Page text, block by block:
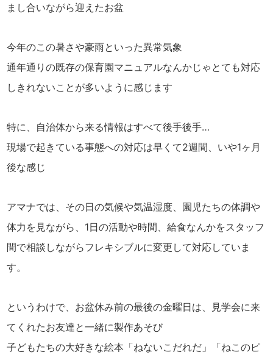
まし合いながら迎えたお盆
今年のこの暑さや豪雨といった異常気象
通年通りの既存の保育園マニュアルなんかじゃとても対応
しきれないことが多いように感じます
特に、自治体から来る情報はすべて後手後手…
現場で起きている事態への対応は早くて2週間、いや1ヶ月
後な感じ
アマナでは、その日の気候や気温湿度、園児たちの体調や
体力を見ながら、1日の活動や時間、給食なんかをスタッフ
間で相談しながらフレキシブルに変更して対応していま
す。
というわけで、お盆休み前の最後の金曜日は、見学会に来
てくれたお友達と一緒に製作あそび
子どもたちの大好きな絵本「ねないこだれだ」「ねこのピ